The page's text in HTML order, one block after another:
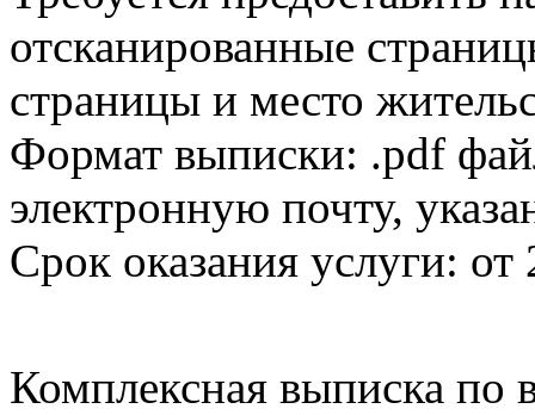
отсканированные
страницы и место
Формат выписки: .pdf
электронную почту,
Срок оказания услуги: от
Комплексная выписка